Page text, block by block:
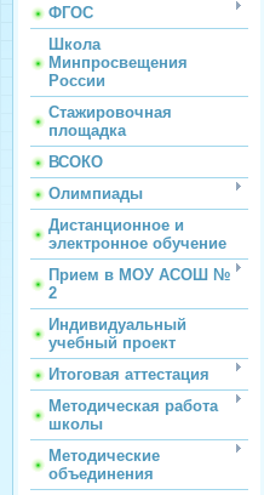
ФГОС
Школа
Минпросвещения
России
Стажировочная
площадка
ВСОКО
Олимпиады
Дистанционное и
электронное обучение
Прием в МОУ АСОШ №
2
Индивидуальный
учебный проект
Итоговая аттестация
Методическая работа
школы
Методические
объединения